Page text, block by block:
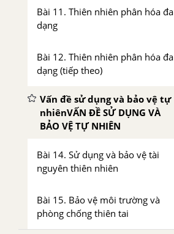
Bài 11. Thiên nhiên phân hóa đa
dạng
Bài 12. Thiên nhiên phân hóa đa
dạng (tiếp theo)
Vấn đề sử dụng và bảo vệ tự
nhiênVẤN ĐỀ SỬ DỤNG VÀ
BẢO VỆ TỰ NHIÊN
Bài 14. Sử dụng và bảo vệ tài
nguyên thiên nhiên
Bài 15. Bảo vệ môi trường và
phòng chống thiên tai